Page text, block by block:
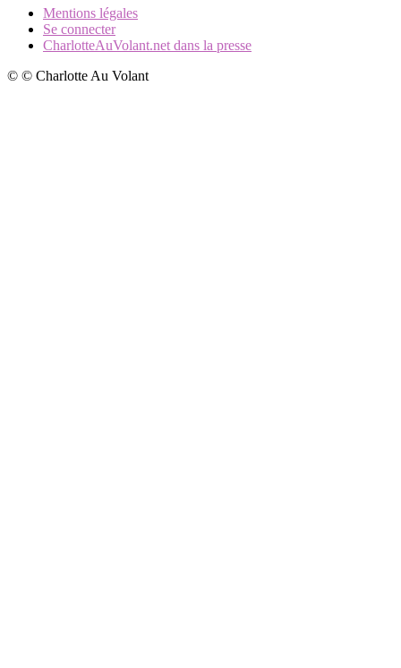
Mentions légales
Se connecter
CharlotteAuVolant.net dans la presse
© © Charlotte Au Volant